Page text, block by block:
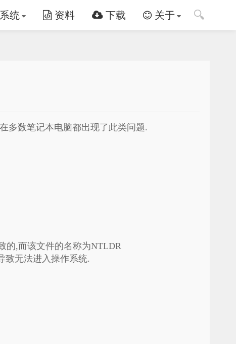
🔍
系统 资料 下载 关于
多数笔记本电脑都出现了此类问题.
的,而该文件的名称为NTLDR
致无法进入操作系统.